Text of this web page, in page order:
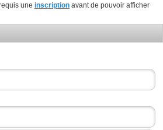
une inscription avant de pouvoir afficher